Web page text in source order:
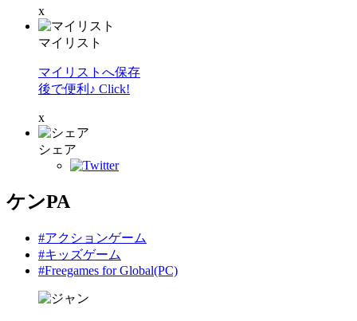
x
マイリスト
マイリストへ保存
後で便利♪ Click!
x
シェア
ケンPA
#アクションゲーム
#キッズゲーム
#Freegames for Global(PC)